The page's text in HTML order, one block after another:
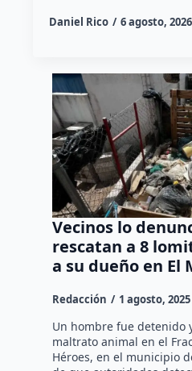
Daniel Rico 6 agosto, 2026
Vecinos lo
rescatan a 8
a su dueño en El
Redacción 1 agosto, 2025
Un hombre fue detenido
maltrato animal en el
Héroes, en el municipio